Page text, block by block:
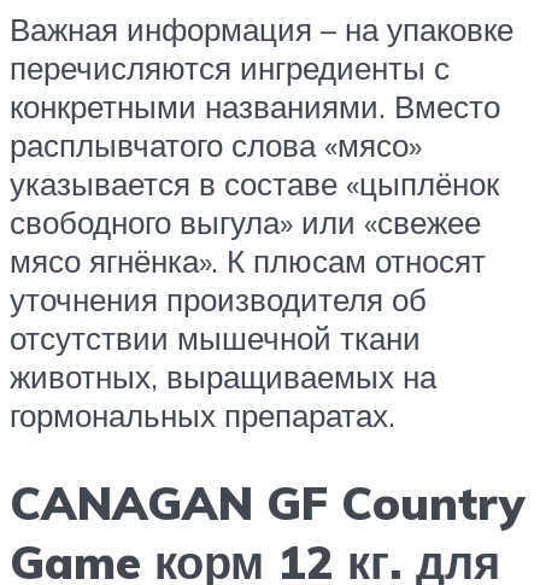
Важная информация – на упаковке
перечисляются ингредиенты с
конкретными названиями. Вместо
расплывчатого слова «мясо»
указывается в составе «цыплёнок
свободного выгула» или «свежее
мясо ягнёнка». К плюсам относят
уточнения производителя об
отсутствии мышечной ткани
животных, выращиваемых на
гормональных препаратах.
CANAGAN GF Country
Game корм 12 кг. для